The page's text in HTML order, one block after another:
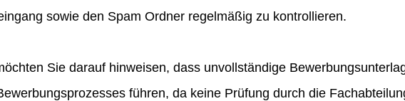
sowie den Spam Ordner regelmäßig zu kontrollieren.
Sie darauf hinweisen, dass unvollständige
führen, da keine Prüfung durch die